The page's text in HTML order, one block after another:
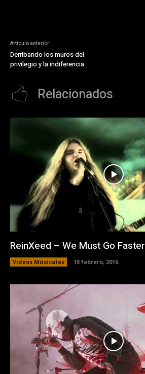
Artículo anterior
Derribando los muros del
privilegio y la indiferencia
Relacionados
ReinXeed – We Must Go Faster
Videos Músicales 18 febrero, 2016